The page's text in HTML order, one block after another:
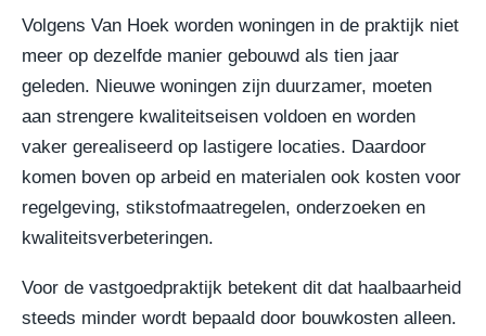
Volgens Van Hoek worden woningen in de praktijk niet
meer op dezelfde manier gebouwd als tien jaar
geleden. Nieuwe woningen zijn duurzamer, moeten
aan strengere kwaliteitseisen voldoen en worden
vaker gerealiseerd op lastigere locaties. Daardoor
komen boven op arbeid en materialen ook kosten voor
regelgeving, stikstofmaatregelen, onderzoeken en
kwaliteitsverbeteringen.
Voor de vastgoedpraktijk betekent dit dat haalbaarheid
steeds minder wordt bepaald door bouwkosten alleen.